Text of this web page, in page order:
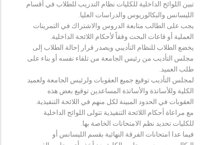
تبين اللوائح الداخلية للكليات نظام التدريب للطلاب في أقسام
الليسانس والبكالوريوس والدراسات العليا.
يجب على الطالب متابعة الدروس والاشتراك في التمرينات
العملية أو قاعات البحث وفقاً لأحكام اللائحة الداخلية.
يخضع الطلاب للنظام التأديبي ويصدر قرار إحالة الطلاب إلى
مجلس التأديب من رئيس الجامعة من تلقاء نفسه أو بناء على
طلب العميد.
لمجلس التأديب توقيع جميع العقوبات ولرئيس الجامعة ولعميد
الكلية وللأساتذة والأساتذة المساعدين توقيع بعض هذه
العقوبات في الحدود المبينة لكل منهم في اللائحة التنفيذية.
مع مراعاة أحكام اللائحة التنفيذية تتولى اللوائح الداخلية
للكليات تحديد نظم الامتحانات الخاصة بها.
فيما عدا امتحانات الفرقة النهائية بقسم الليسانس أو